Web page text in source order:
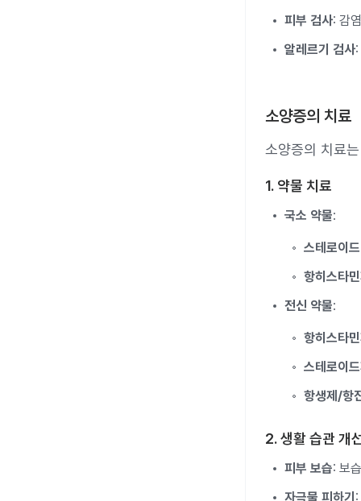
피부 검사: 감
알레르기 검사
소양증의 치료
소양증의 치료
1. 약물 치료
국소 약물:
스테로이
항히스타
전신 약물:
항히스타
스테로이
항생제/항
2. 생활 습관 개
피부 보습: 보
자극물 피하기